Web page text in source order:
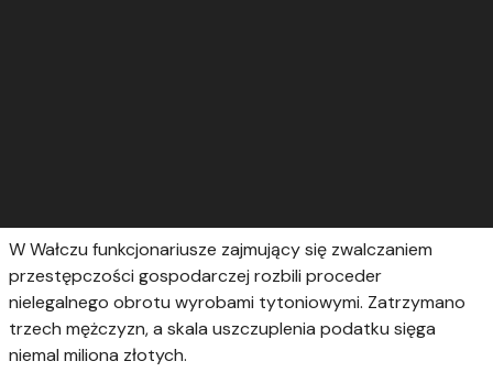
W Wałczu funkcjonariusze zajmujący się zwalczaniem
przestępczości gospodarczej rozbili proceder
nielegalnego obrotu wyrobami tytoniowymi. Zatrzymano
trzech mężczyzn, a skala uszczuplenia podatku sięga
niemal miliona złotych.